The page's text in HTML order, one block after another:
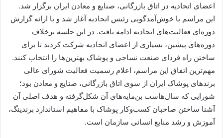
اعضای اتحادیه در اتاق بازرگانی، صنایع و معادن ایران برگزار شد.
این مراسم با خوش‌آمدگویی رئیس اتحادیه آغاز شد و با ارائه گزارش
دوره‌ای فعالیت‌های اتحادیه ادامه یافت. در این جلسه برخلاف
دوره‌های پیشین، بسیاری از اعضای اتحادیه شرکت کردند تا برای
ساختن راه فردای صنعت نساجی و پوشاک بهترین‌ها را انتخاب کنند.
مهم‌ترین اتفاق این مراسم، اعلام رسمیت فعالیت شورای عالی
برندهای پوشاک ایران از سوی اتاق بازرگانی، صنایع و معادن بود؛
شورایی که سال‌هاست بن‌مایه‌های آن شکل‌گرفته و هدف اصلی آن
آشنا ساختن صاحبان کسب‌وکار پوشاک با مفاهیم استاندارد برندینگ،
آموزش و رشد منابع انسانی سازمان است.